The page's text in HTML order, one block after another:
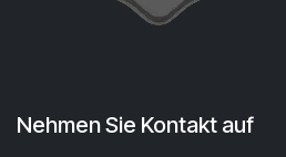
Nehmen Sie Kontakt auf